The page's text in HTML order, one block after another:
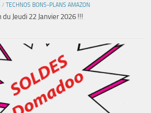
/ TECHNOS BONS-PLANS AMAZON
Jeudi 22 Janvier 2026 !!!